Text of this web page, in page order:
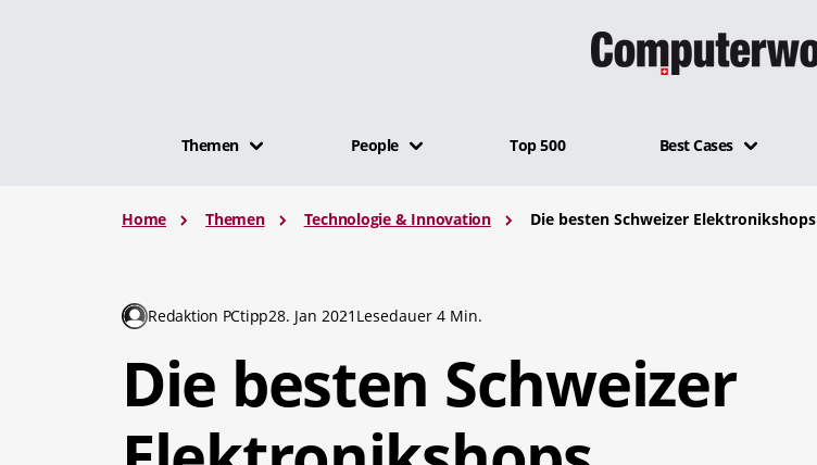
Themen People Top 500 Best Cases
Home Themen Technologie & Innovation Die besten Schweizer Elektronikshops
Redaktion PCtipp28. Jan 2021 Lesedauer 4 Min.
Die besten Schweizer